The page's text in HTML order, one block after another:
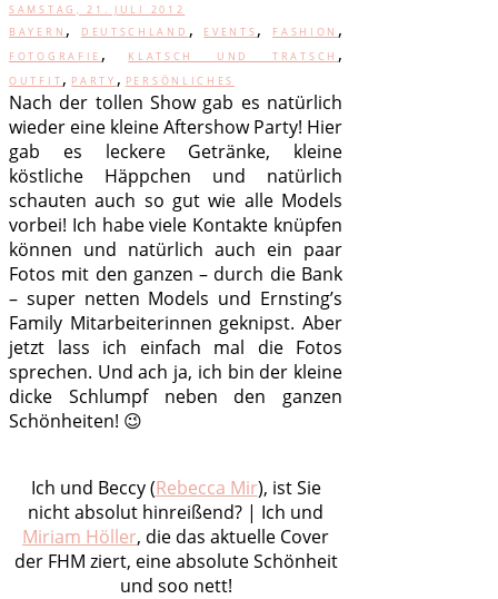
SAMSTAG, 21. JULI 2012
BAYERN , DEUTSCHLAND , EVENTS , FASHION ,
FOTOGRAFIE , KLATSCH UND TRATSCH ,
OUTFIT , PARTY , PERSÖNLICHES
Nach der tollen Show gab es natürlich
wieder eine kleine Aftershow Party! Hier
gab es leckere Getränke, kleine
köstliche Häppchen und natürlich
schauten auch so gut wie alle Models
vorbei! Ich habe viele Kontakte knüpfen
können und natürlich auch ein paar
Fotos mit den ganzen – durch die Bank
– super netten Models und Ernsting’s
Family Mitarbeiterinnen geknipst. Aber
jetzt lass ich einfach mal die Fotos
sprechen. Und ach ja, ich bin der kleine
dicke Schlumpf neben den ganzen
Schönheiten! 😉
Ich und Beccy (Rebecca Mir), ist Sie
nicht absolut hinreißend? | Ich und
Miriam Höller, die das aktuelle Cover
der FHM ziert, eine absolute Schönheit
und soo nett!